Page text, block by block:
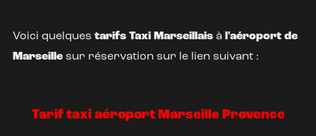
Voici quelques tarifs Taxi Marseillaisà l'aéroport de
Marseille sur réservation sur le lien suivant :
Tarif taxi aéroport Marseille Provence